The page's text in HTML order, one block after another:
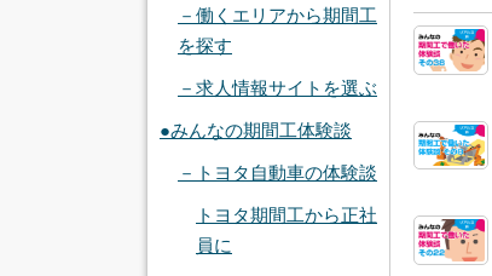
－働くエリアから期間工
を探す
－求人情報サイトを選ぶ
●みんなの期間工体験談
－トヨタ自動車の体験談
トヨタ期間工から正社
員に